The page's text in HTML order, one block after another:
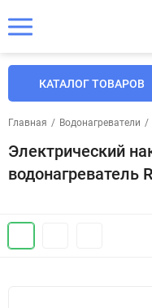
КАТАЛОГ ТОВАРОВ
Главная / Водонагреватели /
Электрический
водонагреватель